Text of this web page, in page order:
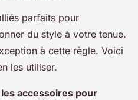
parfaits pour
du style à votre tenue.
à cette règle. Voici
les utiliser.
accessoires pour